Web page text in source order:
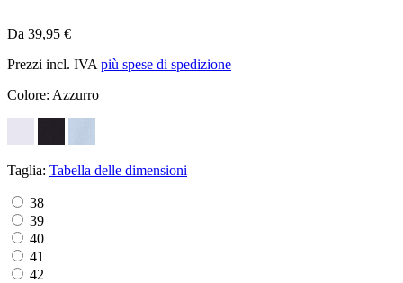
Da 39,95 €
Prezzi incl. IVA più spese di spedizione
Colore: Azzurro
Taglia: Tabella delle dimensioni
38
39
40
41
42